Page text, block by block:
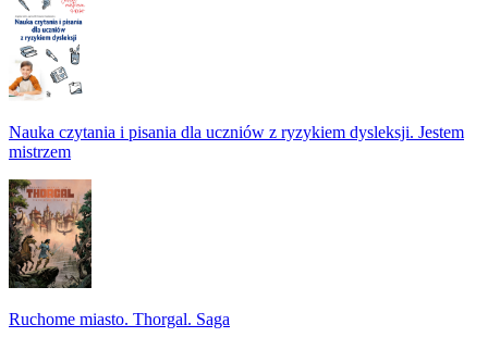
Nauka czytania i pisania dla uczniów z ryzykiem dysleksji. Jestem
mistrzem
Ruchome miasto. Thorgal. Saga